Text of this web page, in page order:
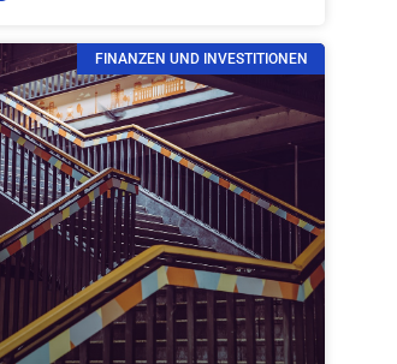
FINANZEN UND INVESTITIONEN